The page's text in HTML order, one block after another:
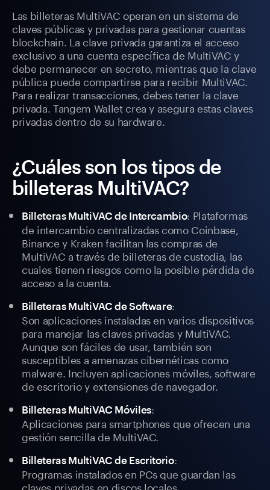
Las billeteras MultiVAC operan en un sistema de
claves públicas y privadas para gestionar cuentas
blockchain. La clave privada garantiza el acceso
exclusivo a una cuenta específica de MultiVAC y
debe permanecer en secreto, mientras que la clave
pública puede compartirse para recibir MultiVAC.
Para realizar transacciones, debes tener la clave
privada. Tangem Wallet crea y asegura estas claves
privadas dentro de su hardware.
¿Cuáles son los tipos de
billeteras MultiVAC?
Billeteras MultiVAC de Intercambio: Plataformas
de intercambio centralizadas como Coinbase,
Binance y Kraken facilitan las compras de
MultiVAC a través de billeteras de custodia, las
cuales tienen riesgos como la posible pérdida de
acceso a la cuenta.
Billeteras MultiVAC de Software:
Son aplicaciones instaladas en varios dispositivos
para manejar las claves privadas y MultiVAC.
Aunque son fáciles de usar, también son
susceptibles a amenazas cibernéticas como
malware. Incluyen aplicaciones móviles, software
de escritorio y extensiones de navegador.
Billeteras MultiVAC Móviles:
Aplicaciones para smartphones que ofrecen una
gestión sencilla de MultiVAC.
Billeteras MultiVAC de Escritorio:
Programas instalados en PCs que guardan las
claves privadas en discos locales.